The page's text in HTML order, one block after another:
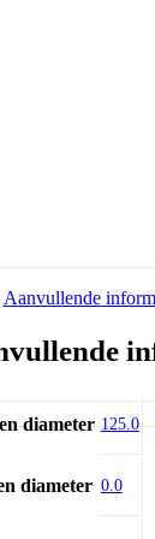
Aanvullende
diameter 125.0
diameter 0.0